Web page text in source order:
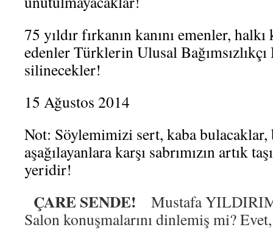
75 yıldır fırkanın kanını emenler,
edenler Türklerin Ulusal
silinecekler!
15 Ağustos 2014
Not: Söylemimizi sert, kaba
aşağılayanlara karşı sabrımızın artık
yeridir!
ÇARE SENDE! Mustafa
Salon konuşmalarını dinlemiş mi?